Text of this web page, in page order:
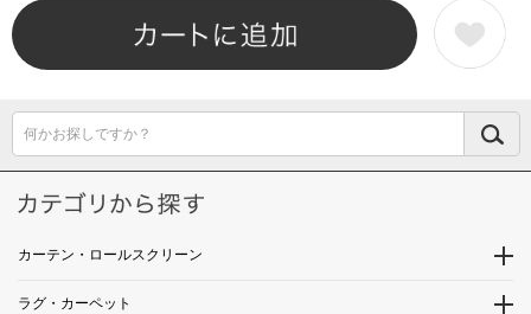
何かお探しですか？
カーテン・ロールスクリーン
ラグ・カーペット